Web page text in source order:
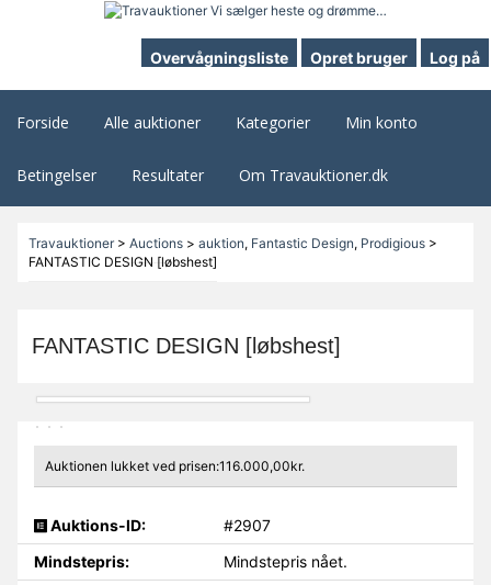
Overvågningsliste Opret bruger Log på
Forside Alle auktioner Kategorier Min konto
Betingelser Resultater Om Travauktioner.dk
Travauktioner> Auctions> auktion, Fantastic Design, Prodigious>
FANTASTIC DESIGN [løbshest]
FANTASTIC DESIGN [løbshest]
Auktionen lukket ved prisen:116.000,00kr.
Auktions-ID:
#2907
Mindstepris:
Mindstepris nået.